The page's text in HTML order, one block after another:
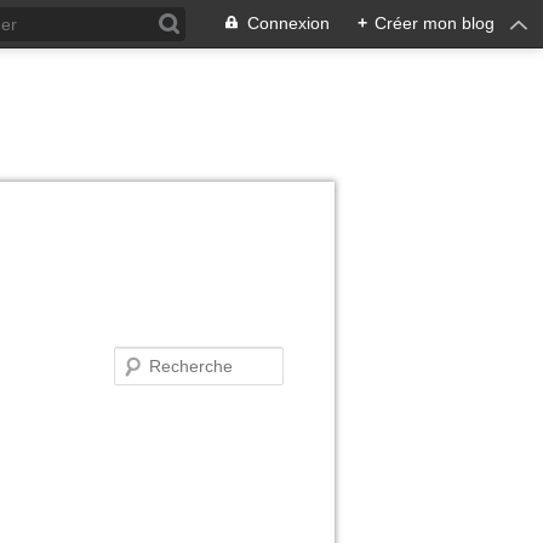
Connexion + Créer mon blog